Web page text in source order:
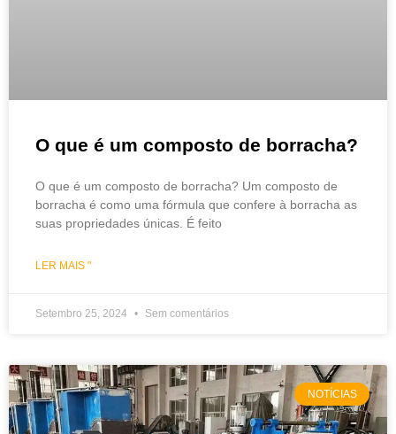
O que é um composto de borracha?
O que é um composto de borracha? Um composto de
borracha é como uma fórmula que confere à borracha as
suas propriedades únicas. É feito
LER MAIS "
Setembro 25, 2024 Sem comentários
NOTÍCIAS